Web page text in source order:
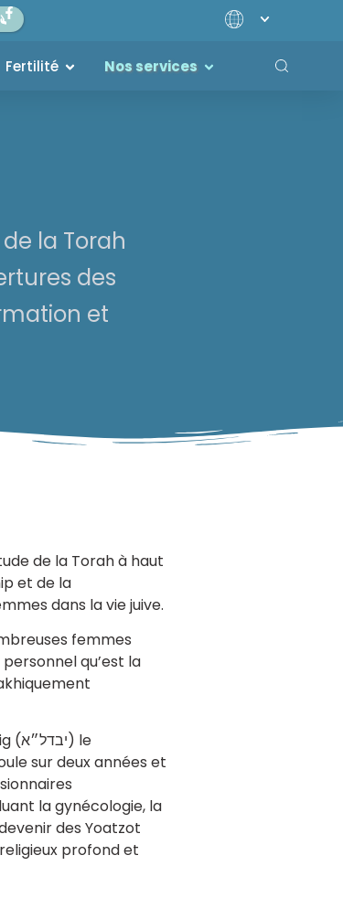
Fertilité Nos services
la Torah
des
et
de la Torah à haut
et de la
dans la vie juive.
femmes
qu’est la
sur deux années et
la gynécologie, la
des Yoatzot
profond et